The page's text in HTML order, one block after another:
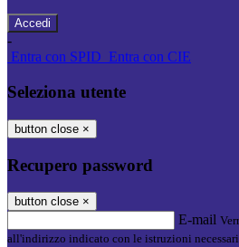
-
Entra con SPID Entra con CIE
Seleziona utente
button close ×
Recupero password
button close ×
E-mail
all'indirizzo indicato con le istruzioni